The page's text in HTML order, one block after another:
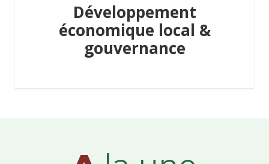
Développement
économique local &
gouvernance